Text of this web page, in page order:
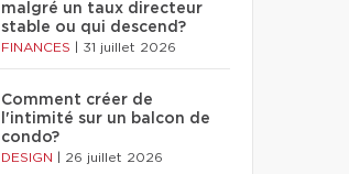
malgré un taux directeur
stable ou qui descend?
FINANCES 31 juillet 2026
Comment créer de
l'intimité sur un balcon de
condo?
DESIGN 26 juillet 2026